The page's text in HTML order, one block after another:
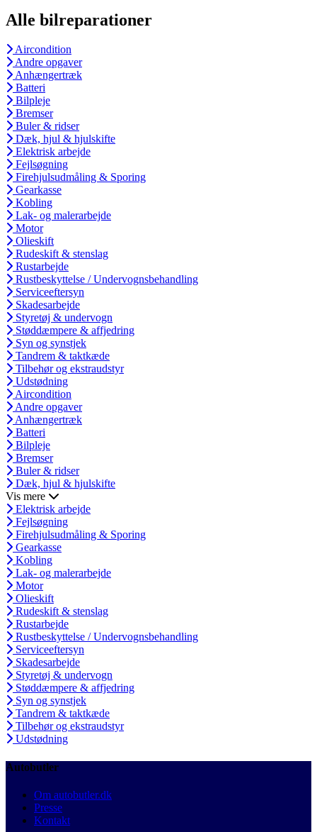
Alle bilreparationer
Aircondition
Andre opgaver
Anhængertræk
Batteri
Bilpleje
Bremser
Buler & ridser
Dæk, hjul & hjulskifte
Elektrisk arbejde
Fejlsøgning
Firehjulsudmåling & Sporing
Gearkasse
Kobling
Lak- og malerarbejde
Motor
Olieskift
Rudeskift & stenslag
Rustarbejde
Rustbeskyttelse / Undervognsbehandling
Serviceeftersyn
Skadesarbejde
Styretøj & undervogn
Støddæmpere & affjedring
Syn og synstjek
Tandrem & taktkæde
Tilbehør og ekstraudstyr
Udstødning
Aircondition
Andre opgaver
Anhængertræk
Batteri
Bilpleje
Bremser
Buler & ridser
Dæk, hjul & hjulskifte
Vis mere
Elektrisk arbejde
Fejlsøgning
Firehjulsudmåling & Sporing
Gearkasse
Kobling
Lak- og malerarbejde
Motor
Olieskift
Rudeskift & stenslag
Rustarbejde
Rustbeskyttelse / Undervognsbehandling
Serviceeftersyn
Skadesarbejde
Styretøj & undervogn
Støddæmpere & affjedring
Syn og synstjek
Tandrem & taktkæde
Tilbehør og ekstraudstyr
Udstødning
Autobutler
Om autobutler.dk
Presse
Kontakt